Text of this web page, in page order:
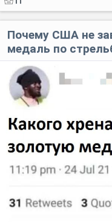
Почему США не
медаль по